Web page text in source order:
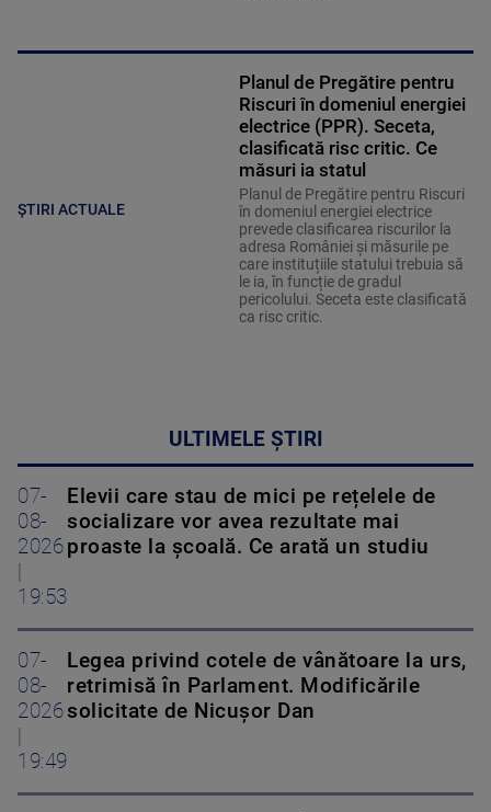
ȘTIRI ACTUALE
Planul de Pregătire pentru
Riscuri în domeniul energiei
electrice (PPR). Seceta,
clasificată risc critic. Ce
măsuri ia statul
Planul de Pregătire pentru Riscuri
în domeniul energiei electrice
prevede clasificarea riscurilor la
adresa României și măsurile pe
care instituțiile statului trebuia să
le ia, în funcție de gradul
pericolului. Seceta este clasificată
ca risc critic.
ULTIMELE ȘTIRI
07-
08-
2026
19:53
Elevii care stau de mici pe rețelele de
socializare vor avea rezultate mai
proaste la școală. Ce arată un studiu
07-
08-
2026
19:49
Legea privind cotele de vânătoare la urs,
retrimisă în Parlament. Modificările
solicitate de Nicușor Dan